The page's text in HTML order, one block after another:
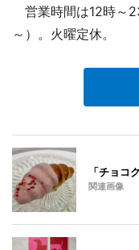
営業時間は12時～
～）。火曜定休。
「チョコ
関連画像